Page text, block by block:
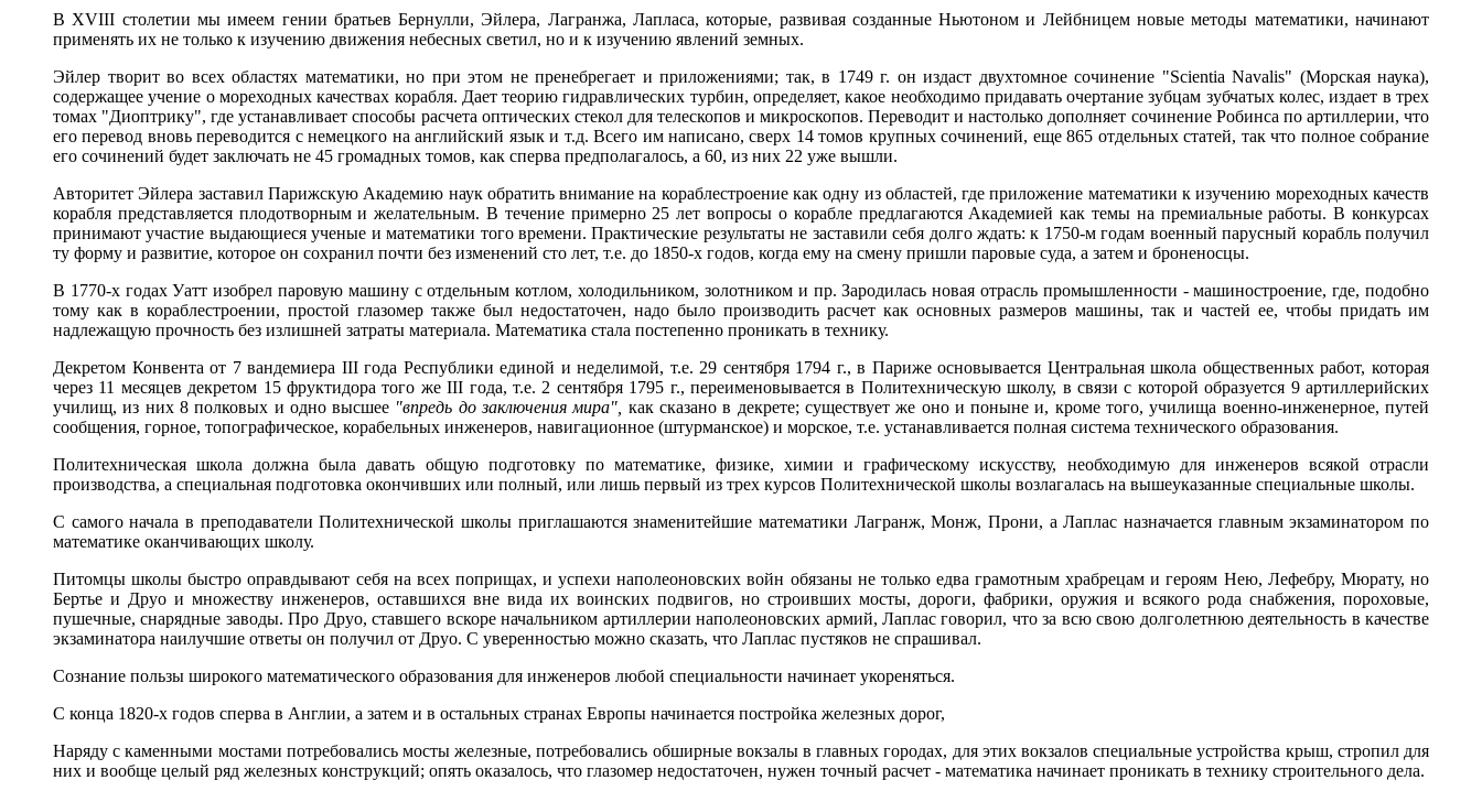
В XVIII столетии мы имеем гении братьев Бернулли, Эйлера, Лагранжа, Лапласа, которые, развивая созданные Ньютоном и Лейбницем новые методы математики, начинают
применять их не только к изучению движения небесных светил, но и к изучению явлений земных.
Эйлер творит во всех областях математики, но при этом не пренебрегает и приложениями; так, в 1749 г. он издаст двухтомное сочинение "Scientia Navalis" (Морская наука),
содержащее учение о мореходных качествах корабля. Дает теорию гидравлических турбин, определяет, какое необходимо придавать очертание зубцам зубчатых колес, издает в трех
томах "Диоптрику", где устанавливает способы расчета оптических стекол для телескопов и микроскопов. Переводит и настолько дополняет сочинение Робинса по артиллерии, что
его перевод вновь переводится с немецкого на английский язык и т.д. Всего им написано, сверх 14 томов крупных сочинений, еще 865 отдельных статей, так что полное собрание
его сочинений будет заключать не 45 громадных томов, как сперва предполагалось, а 60, из них 22 уже вышли.
Авторитет Эйлера заставил Парижскую Академию наук обратить внимание на кораблестроение как одну из областей, где приложение математики к изучению мореходных качеств
корабля представляется плодотворным и желательным. В течение примерно 25 лет вопросы о корабле предлагаются Академией как темы на премиальные работы. В конкурсах
принимают участие выдающиеся ученые и математики того времени. Практические результаты не заставили себя долго ждать: к 1750-м годам военный парусный корабль получил
ту форму и развитие, которое он сохранил почти без изменений сто лет, т.е. до 1850-х годов, когда ему на смену пришли паровые суда, а затем и броненосцы.
В 1770-х годах Уатт изобрел паровую машину с отдельным котлом, холодильником, золотником и пр. Зародилась новая отрасль промышленности - машиностроение, где, подобно
тому как в кораблестроении, простой глазомер также был недостаточен, надо было производить расчет как основных размеров машины, так и частей ее, чтобы придать им
надлежащую прочность без излишней затраты материала. Математика стала постепенно проникать в технику.
Декретом Конвента от 7 вандемиера III года Республики единой и неделимой, т.е. 29 сентября 1794 г., в Париже основывается Центральная школа общественных работ, которая
через 11 месяцев декретом 15 фруктидора того же III года, т.е. 2 сентября 1795 г., переименовывается в Политехническую школу, в связи с которой образуется 9 артиллерийских
училищ, из них 8 полковых и одно высшее "впредь до заключения мира", как сказано в декрете; существует же оно и поныне и, кроме того, училища военно-инженерное, путей
сообщения, горное, топографическое, корабельных инженеров, навигационное (штурманское) и морское, т.е. устанавливается полная система технического образования.
Политехническая школа должна была давать общую подготовку по математике, физике, химии и графическому искусству, необходимую для инженеров всякой отрасли
производства, а специальная подготовка окончивших или полный, или лишь первый из трех курсов Политехнической школы возлагалась на вышеуказанные специальные школы.
С самого начала в преподаватели Политехнической школы приглашаются знаменитейшие математики Лагранж, Монж, Прони, а Лаплас назначается главным экзаминатором по
математике оканчивающих школу.
Питомцы школы быстро оправдывают себя на всех поприщах, и успехи наполеоновских войн обязаны не только едва грамотным храбрецам и героям Нею, Лефебру, Мюрату, но
Бертье и Друо и множеству инженеров, оставшихся вне вида их воинских подвигов, но строивших мосты, дороги, фабрики, оружия и всякого рода снабжения, пороховые,
пушечные, снарядные заводы. Про Друо, ставшего вскоре начальником артиллерии наполеоновских армий, Лаплас говорил, что за всю свою долголетнюю деятельность в качестве
экзаминатора наилучшие ответы он получил от Друо. С уверенностью можно сказать, что Лаплас пустяков не спрашивал.
Сознание пользы широкого математического образования для инженеров любой специальности начинает укореняться.
С конца 1820-х годов сперва в Англии, а затем и в остальных странах Европы начинается постройка железных дорог,
Наряду с каменными мостами потребовались мосты железные, потребовались обширные вокзалы в главных городах, для этих вокзалов специальные устройства крыш, стропил для
них и вообще целый ряд железных конструкций; опять оказалось, что глазомер недостаточен, нужен точный расчет - математика начинает проникать в технику строительного дела.